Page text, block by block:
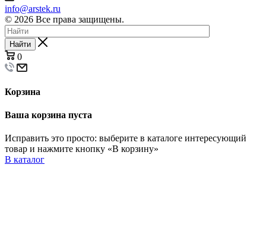
info@arstek.ru
© 2026 Все права защищены.
Найти
0
Корзина
Ваша корзина пуста
Исправить это просто: выберите в каталоге интересующий
товар и нажмите кнопку «В корзину»
В каталог